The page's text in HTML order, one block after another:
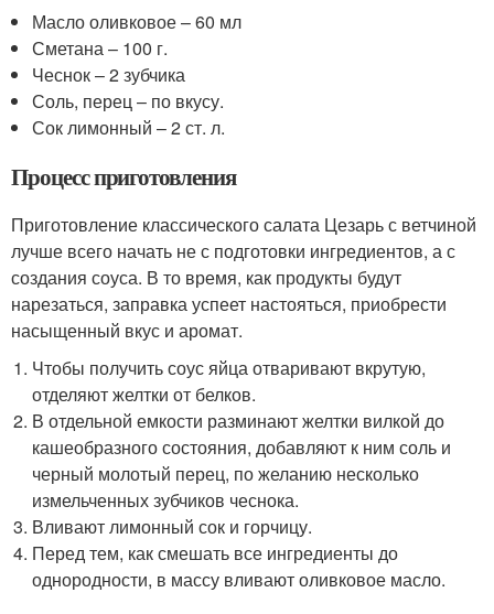
Масло оливковое – 60 мл
Сметана – 100 г.
Чеснок – 2 зубчика
Соль, перец – по вкусу.
Сок лимонный – 2 ст. л.
Процесс приготовления
Приготовление классического салата Цезарь с ветчиной
лучше всего начать не с подготовки ингредиентов, а с
создания соуса. В то время, как продукты будут
нарезаться, заправка успеет настояться, приобрести
насыщенный вкус и аромат.
Чтобы получить соус яйца отваривают вкрутую,
отделяют желтки от белков.
В отдельной емкости разминают желтки вилкой до
кашеобразного состояния, добавляют к ним соль и
черный молотый перец, по желанию несколько
измельченных зубчиков чеснока.
Вливают лимонный сок и горчицу.
Перед тем, как смешать все ингредиенты до
однородности, в массу вливают оливковое масло.